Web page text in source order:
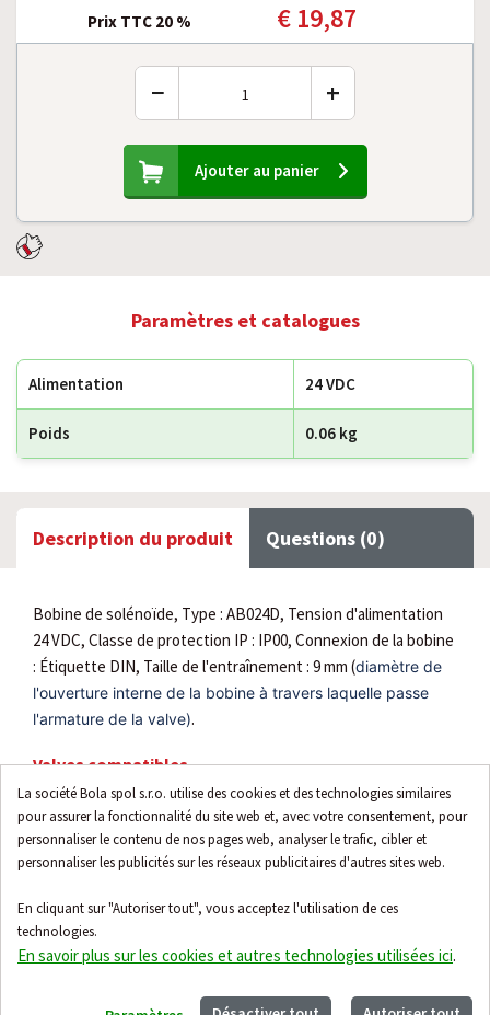
La société Bola spol s.r.o. utilise des cookies et des technologies similaires
pour assurer la fonctionnalité du site web et, avec votre consentement, pour
personnaliser le contenu de nos pages web, analyser le trafic, cibler et
personnaliser les publicités sur les réseaux publicitaires d'autres sites web.
En cliquant sur "Autoriser tout", vous acceptez l'utilisation de ces
technologies.
En savoir plus sur les cookies et autres technologies utilisées ici.
Prix TTC 20 %
€ 19,87
− +
Ajouter au panier
Paramètres et catalogues
Alimentation 24 VDC
Poids 0.06 kg
Description du produit Questions (0)
Bobine de solénoïde, Type : AB024D, Tension d'alimentation
24 VDC, Classe de protection IP : IP00, Connexion de la bobine
: Étiquette DIN, Taille de l'entraînement : 9 mm (diamètre de
l'ouverture interne de la bobine à travers laquelle passe
l'armature de la valve).
Valves compatibles
EV210A
EV220A
EV310A